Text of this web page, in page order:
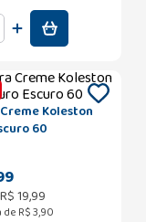
Koleston
60
R$19,99
de R$ 3,90